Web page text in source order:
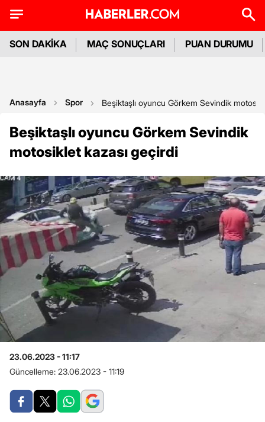
SON DAKİKA MAÇ SONUÇLARI PUAN DURUMU
Anasayfa Spor Beşiktaşlı oyuncu Görkem Sevindik
Beşiktaşlı oyuncu Görkem Sevindik
motosiklet kazası geçirdi
23.06.2023 - 11:17
Güncelleme: 23.06.2023 - 11:19